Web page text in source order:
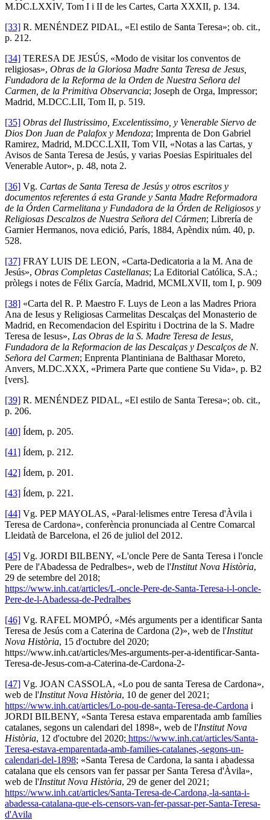
M.DC.LXXIV, Tom I i II de les Cartes, Carta XXXII, p. 134.
[33] R. MENÉNDEZ PIDAL, «El estilo de Santa Teresa»; ob. cit.,
p. 212.
[34] TERESA DE JESÚS, «Modo de visitar los conventos de
religiosas», Obras de la Gloriosa Madre Santa Teresa de Jesus,
Fundadora de la Reforma de la Orden de Nuestra Señora del
Carmen, de la Primitiva Observancia; Joseph de Orga, Impressor;
Madrid, M.DCC.LII, Tom II, p. 519.
[35] Obras del Ilustrissimo, Excelentissimo, y Venerable Siervo de
Dios Don Juan de Palafox y Mendoza; Imprenta de Don Gabriel
Ramirez, Madrid, M.DCC.LXII, Tom VII, «Notas a las Cartas, y
Avisos de Santa Teresa de Jesús, y varias Poesias Espirituales del
Venerable Autor», p. 48, nota 2.
[36] Vg. Cartas de Santa Teresa de Jesús y otros escritos y
documentos referentes á esta Grande y Santa Madre Reformadora
de la Órden Carmelitana y Fundadora de la Órden de Religiosos y
Religiosas Descalzos de Nuestra Señora del Cármen; Librería de
Garnier Hermanos, nova edició, París, 1884, Apèndix núm. 40, p.
528.
[37] FRAY LUIS DE LEON, «Carta-Dedicatoria a la M. Ana de
Jesús», Obras Completas Castellanas; La Editorial Católica, S.A.;
pròlegs i notes de Félix García, Madrid, MCMLXVII, tom I, p. 909
[38] «Carta del R. P. Maestro F. Luys de Leon a las Madres Priora
Ana de Iesus y Religiosas Carmelitas Descalças del Monasterio de
Madrid, en Recomendacion del Espiritu i Doctrina de la S. Madre
Teresa de Iesus», Las Obras de la S. Madre Teresa de Iesus,
Fundadora de la Reformacion de las Descalças y Descalços de N.
Señora del Carmen; Enprenta Plantiniana de Balthasar Moreto,
Anvers, M.DC.XXX, «Primera Parte que contiene Su Vida», p. B2
[vers].
[39] R. MENÉNDEZ PIDAL, «El estilo de Santa Teresa»; ob. cit.,
p. 206.
[40] Ídem, p. 205.
[41] Ídem, p. 212.
[42] Ídem, p. 201.
[43] Ídem, p. 221.
[44] Vg. PEP MAYOLAS, «Paral·lelismes entre Teresa d'Àvila i
Teresa de Cardona», conferència pronunciada al Centre Comarcal
Lleidatà de Barcelona, el 26 de juliol del 2012.
[45] Vg. JORDI BILBENY, «L'oncle Pere de Santa Teresa i l'oncle
Pere de l'Abadessa de Pedralbes», web de l'Institut Nova Història,
29 de setembre del 2018;
https://www.inh.cat/articles/L-oncle-Pere-de-Santa-Teresa-i-l-oncle-
Pere-de-l-Abadessa-de-Pedralbes
[46] Vg. RAFEL MOMPÓ, «Més arguments per a identificar Santa
Teresa de Jesús com a Caterina de Cardona (2)», web de l'Institut
Nova Història, 15 d'octubre del 2020;
https://www.inh.cat/articles/Mes-arguments-per-a-identificar-Santa-
Teresa-de-Jesus-com-a-Caterina-de-Cardona-2-
[47] Vg. JOAN CASSOLA, «Lo pou de santa Teresa de Cardona»,
web de l'Institut Nova Història, 10 de gener del 2021;
https://www.inh.cat/articles/Lo-pou-de-santa-Teresa-de-Cardona i
JORDI BILBENY, «Santa Teresa estava emparentada amb famílies
catalanes, segons un calendari del 1898», web de l'Institut Nova
Història, 12 d'octubre del 2020; https://www.inh.cat/articles/Santa-
Teresa-estava-emparentada-amb-families-catalanes,-segons-un-
calendari-del-1898; «Santa Teresa de Cardona, la santa i abadessa
catalana que els censors van fer passar per Santa Teresa d'Àvila»,
web de l'Institut Nova Història, 29 de gener del 2021;
https://www.inh.cat/articles/Santa-Teresa-de-Cardona,-la-santa-i-
abadessa-catalana-que-els-censors-van-fer-passar-per-Santa-Teresa-
d'Avila